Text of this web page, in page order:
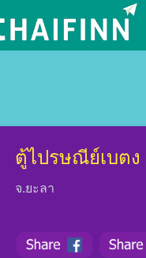
ตู้ไปรษณีย์เบตง
จ.ยะลา